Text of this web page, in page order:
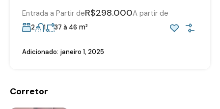
Entrada a Partir deR$298.000A partir de
2 1 37 à 46 m²
Adicionado: janeiro 1, 2025
Corretor